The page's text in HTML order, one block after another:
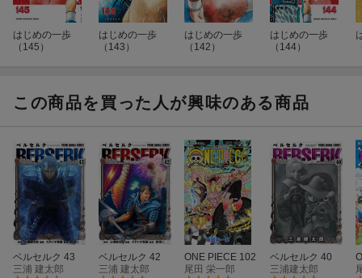
はじめの一歩
（145）
はじめの一歩
（143）
はじめの一歩
（142）
はじめの一歩
（144）
この商品を買った人が興味のある商品
ベルセルク 43
三浦 建太郎
ベルセルク 42
三浦 建太郎
ONE PIECE 102
尾田 栄一郎
ベルセルク 40
三浦建太郎